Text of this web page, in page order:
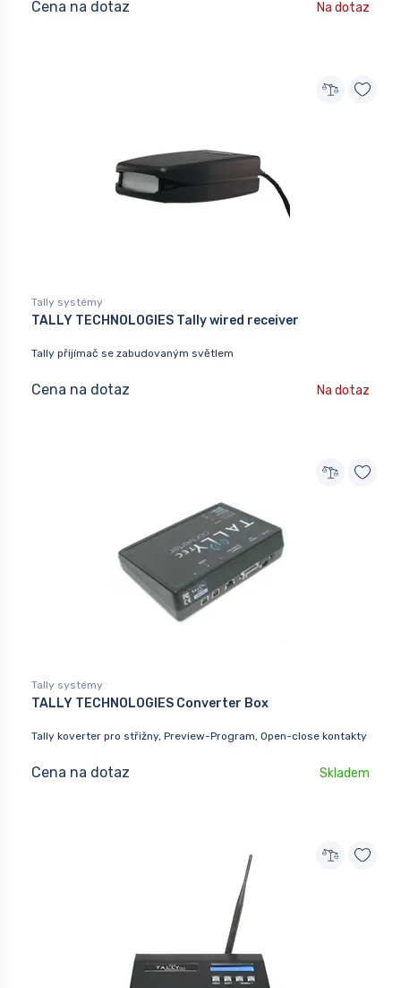
Cena na dotaz Na dotaz
Tally systémy
TALLY TECHNOLOGIES Tally wired receiver
Tally přijímač se zabudovaným světlem
Cena na dotaz Na dotaz
Tally systémy
TALLY TECHNOLOGIES Converter Box
Tally koverter pro střižny, Preview-Program, Open-close kontakty
Cena na dotaz Skladem